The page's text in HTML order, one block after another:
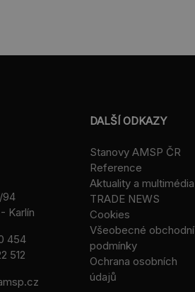
94
Karlín
454
512
DALŠÍ ODKAZY
Stanovy AMSP ČR
Reference
Aktuality a multimédia
TRADE NEWS
Cookies
Všeobecné obchodní
podmínky
Ochrana osobních
údajů